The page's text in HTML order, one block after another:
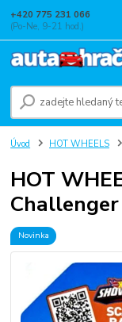
+420 775 231 066
(Po-Ne, 9-21 hod.)
Úvod HOT WHEELS
HOT
Novinka